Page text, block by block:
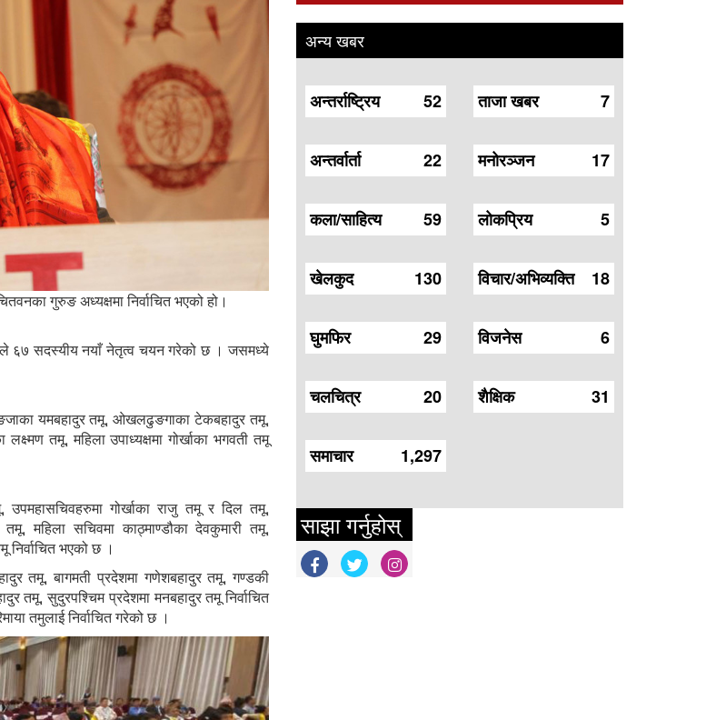
गुरुङ अध्यक्षमा निर्वाचित भएको हो।
६७ सदस्यीय नयाँ नेतृत्व चयन गरेको छ । जसमध्ये
यमबहादुर तमू, ओखलढुङगाका टेकबहादुर तमू,
तमू, महिला उपाध्यक्षमा गोर्खाका भगवती तमू
गोर्खाका राजु तमू र दिल तमू,
महिला सचिवमा काठ्माण्डौका देवकुमारी तमू,
निर्वाचित भएको छ ।
तमू, बागमती प्रदेशमा गणेशबहादुर तमू, गण्डकी
तमू, सुदुरपश्चिम प्रदेशमा मनबहादुर तमू निर्वाचित
तमुलाई निर्वाचित गरेको छ ।
अन्य खबर
52
अन्तर्राष्ट्रिय
22
अन्तर्वार्ता
59
कला/साहित्य
130
खेलकुद
29
घुमफिर
20
चलचित्र
7
ताजा खबर
17
मनोरञ्जन
5
लोकप्रिय
18
विचार/अभिव्यक्ति
6
विजनेस
31
शैक्षिक
1,297
समाचार
साझा गर्नुहोस्